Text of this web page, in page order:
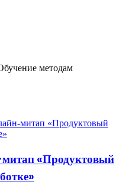
методам
«Продуктовый